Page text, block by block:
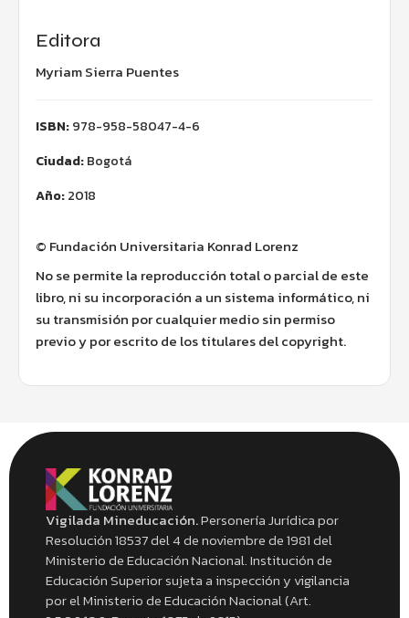
Editora
Myriam Sierra Puentes
ISBN:978-958-58047-4-6
Ciudad:Bogotá
Año:2018
© Fundación Universitaria Konrad Lorenz
No se permite la reproducción total o parcial de este
libro, ni su incorporación a un sistema informático, ni
su transmisión por cualquier medio sin permiso
previo y por escrito de los titulares del copyright.
Vigilada Mineducación.Personería Jurídica por
Resolución 18537 del 4 de noviembre de 1981 del
Ministerio de Educación Nacional. Institución de
Educación Superior sujeta a inspección y vigilancia
por el Ministerio de Educación Nacional (Art.